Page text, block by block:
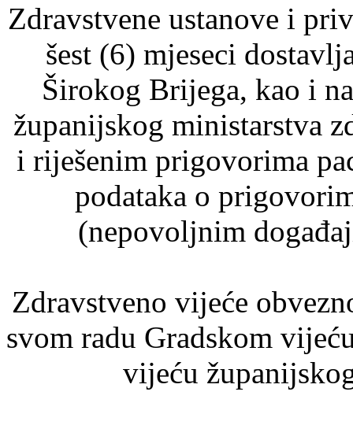
Zdravstvene ustanove i
šest (6) mjeseci
Širokog Brijega, kao i
županijskog ministarstva
i riješenim prigovorima
podataka o
(nepovoljnim
Zdravstveno vijeće
svom radu Gradskom
vijeću